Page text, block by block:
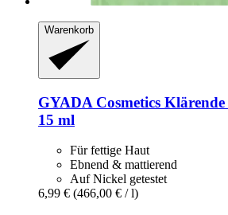
Warenkorb
GYADA Cosmetics Klärende
15 ml
Für fettige Haut
Ebnend & mattierend
Auf Nickel getestet
6,99 € (466,00 € / l)